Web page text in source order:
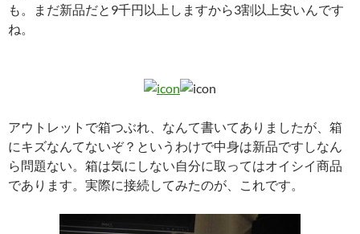
も。まだ新品だと9千円以上しますから3割以上安いんです
ね。
アウトレットで箱つぶれ、なんて書いてありましたが、箱
にキズなんてないぞ？というわけで中身は新品ですしなん
ら問題ない。箱は気にしない自分に取ってはオイシイ商品
であります。実際に接続してみたのが、これです。